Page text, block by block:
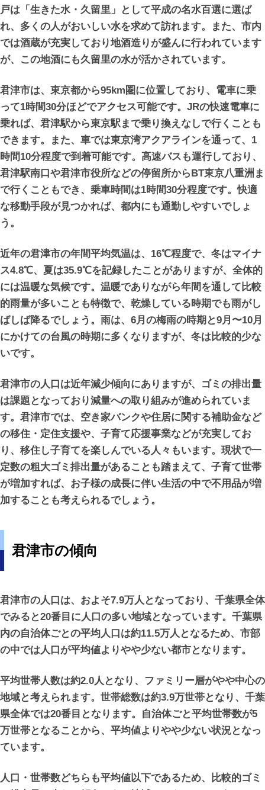
戸は「生きた水・久留里」として平成の名水百選に選ば
れ、多くの人がおいしい水を求めて訪れます。また、市内
では酒蔵が充実しており地酒造りが盛んに行われています
が、この地酒にも久留里の水が活かされています。
君津市は、東京都から95km圏に位置しており、電車に乗
って1時間30分ほどでアクセス可能です。JRの快速電車に
乗れば、君津駅から東京駅まで乗り換えなしで行くことも
できます。また、車では東京湾アクアラインを通って、1
時間10分程度で到着可能です。高速バスも運行しており、
君津駅南口や君津市役所などの停留所からBT東京八重洲ま
で行くこともでき、乗車時間は1時間30分程度です。快適
な移動手段が見つかれば、都内にも通勤しやすいでしょ
う。
近年の君津市の年間平均気温は、16℃程度で、冬はマイナ
ス4.8℃、夏は35.9℃を記録したことがありますが、全体的
には温暖な気候です。温暖でありながら年間を通して比較
的雨量が多いことも特徴で、乾燥している時期でも雨がし
ばしば降るでしょう。雨は、6月の梅雨の時期と9月〜10月
にかけての台風の時期に多くなりますが、冬は比較的少な
いです。
君津市の人口は近年減少傾向にありますが、ゴミの排出量
は課題となっており減量への取り組みが進められていま
す。君津市では、空き家バンクや住居に関する補助金など
の移住・定住支援や、子育て応援事業などが充実してお
り、移住し子育てを楽しんでいる人々もいます。現状で一
定数の粗大ゴミ排出量があることも踏まえて、子育て世帯
が増加すれば、お子様の成長に伴い生活の中で不用品が増
加することも考えられるでしょう。
君津市の傾向
君津市の人口は、およそ7.9万人となっており、千葉県全体
でみると20番目に人口の多い地域となっています。千葉県
内の自治体ごとの平均人口は約11.5万人となるため、市部
の中では人口が平均値よりやや少ない都市となります。
平均世帯人数は約2.0人となり、ファミリー層がやや中心の
地域と考えられます。世帯総数は約3.9万世帯となり、千葉
県全体では20番目となります。自治体ごと平均世帯数が5
万世帯となることから、平均値よりやや少ない状況となっ
ています。
人口・世帯数どちらも平均値以下であるため、比較的ゴミ